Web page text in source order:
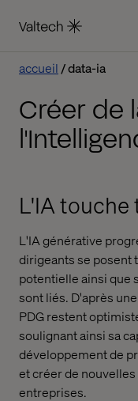
accueil data-ia
Créer de
L'IA touche
L'IA générative
dirigeants se posent
potentielle ainsi que
sont liés. D'après
PDG restent
soulignant ainsi sa
développement de
et créer de
entreprises.